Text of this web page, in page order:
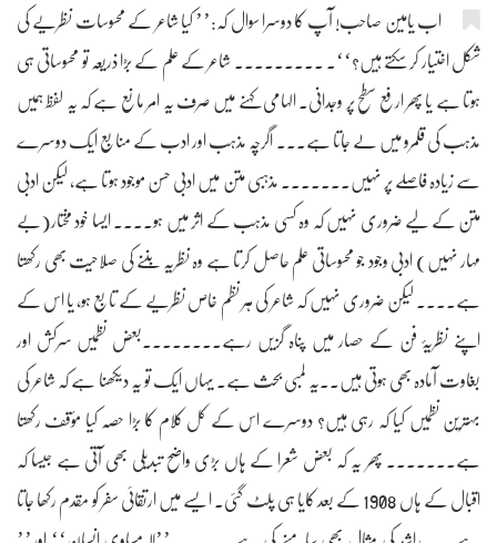
اب یامین صاحب! آپ کا دوسرا سوال کہ:’’ کیا شاعر کے محسوسات نظریے کی
شکل اختیار کر سکتے ہیں؟‘‘۔ ۔۔۔۔۔۔۔۔۔ شاعر کے علم کے بڑا ذریعہ تو محسوساتی ہی
ہوتا ہے یا پھر ارفع سطح پر وجدانی۔ الہامی کہنے میں صرف یہ امر مانع ہے کہ یہ لفظ ہمیں
مذہب کی قلمرو میں لے جاتا ہے۔۔۔ اگرچہ مذہب اور ادب کے منابع ایک دوسرے
سے زیادہ فاصلے پر نہیں۔۔۔۔۔۔۔ مذہبی متن میں ادبی حسن موجود ہوتا ہے، لیکن ادبی
متن کے لیے ضروری نہیں کہ وہ کسی مذہب کے اثر میں ہو۔۔۔۔ ایسا خود مختار(بے
مہار نہیں) ادبی وجود جو محسوساتی علم حاصل کرتا ہے وہ نظریہ بننے کی صلاحیت بھی رکھتا
ہے۔۔۔۔ لیکن ضروری نہیں کہ شاعر کی ہر نظم خاص نظریے کے تابع ہو، یا اس کے
اپنے نظریۂ فن کے حصار میں پناہ گزیں رہے۔۔۔۔۔۔۔۔بعض نظمیں سرکش اور
بغاوت آمادہ بھی ہوتی ہیں۔۔یہ لمبی بحث ہے۔ یہاں ایک تو یہ دیکھنا ہے کہ شاعر کی
بہترین نظمیں کیا کہ رہی ہیں؟ دوسرے اس کے کل کلام کا بڑا حصہ کیا مؤقف رکھتا
ہے۔۔۔۔۔۔۔ پھر یہ کہ بعض شعرا کے ہاں بڑی واضح تبدیلی بھی آتی ہے جیسا کہ
اقبال کے ہاں 1908 کے بعد کایا ہی پلٹ گئی۔ ایسے میں ارتقائی سفر کو مقدم رکھا جاتا